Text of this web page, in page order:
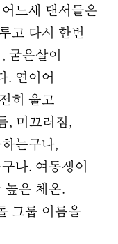
느새 댄서들은
고 다시 한번
굳은살이
. 연이어
히 울고
, 미끄러짐,
는구나,
나. 여동생이
높은 체온.
그룹 이름을